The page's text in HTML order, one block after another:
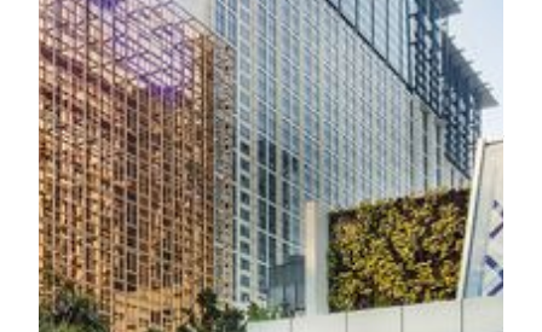
TRIA
MGM COTAIのTRIAは、古くからの癒しの知恵と現
代的なリラクゼーションを融合させた、心休まるスパ
です。「ラグジュアリーを超えたウェルネス」をテー
マに、時代を超えて受け継がれてきた伝統的なケアと
最先端のリラクゼーション技術を組み合わせ、心と体
のバランスを整える極上のひとときをお届けします。
ポルトガルの庭園をイメージした空間では、五感を研
ぎ澄ましながら、心身をリセットし、エネルギーをリ
チャージする特別な時間をお過ごしいただけます。